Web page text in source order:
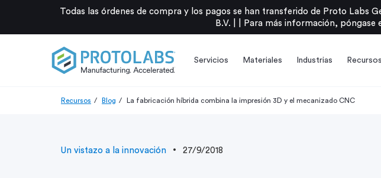
Todas las órdenes de compra y los pagos se han transferido de Proto Labs
B.V. |
Para más información, póngase
Servicios Materiales Industrias Recursos
Recursos Blog La fabricación híbrida combina la impresión 3D y el mecanizado CNC
Un vistazo a la innovación 27/9/2018